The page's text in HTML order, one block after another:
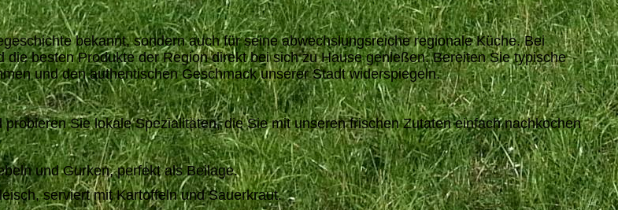
bekannt, sondern auch für seine abwechslungsreiche regionale Küche. Bei
besten Produkte der Region direkt bei sich zu Hause genießen. Bereiten Sie typische
und den authentischen Geschmack unserer Stadt widerspiegeln.
Sie lokale Spezialitäten, die Sie mit unseren frischen Zutaten einfach nachkochen
und Gurken, perfekt als Beilage.
serviert mit Kartoffeln und Sauerkraut.